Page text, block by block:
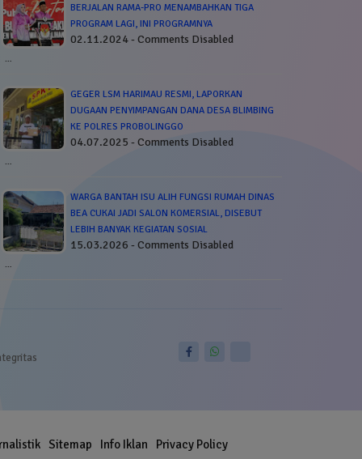
BERJALAN RAMA-PRO MENAMBAHKAN TIGA
PROGRAM LAGI, INI PROGRAMNYA
02.11.2024 - Comments Disabled
…
GEGER LSM HARIMAU RESMI, LAPORKAN
DUGAAN PENYIMPANGAN DANA DESA BLIMBING
KE POLRES PROBOLINGGO
04.07.2025 - Comments Disabled
…
WARGA BANTAH ISU ALIH FUNGSI RUMAH DINAS
BEA CUKAI JADI SALON KOMERSIAL, DISEBUT
LEBIH BANYAK KEGIATAN SOSIAL
15.03.2026 - Comments Disabled
…
Sitemap Info Iklan Privacy Policy